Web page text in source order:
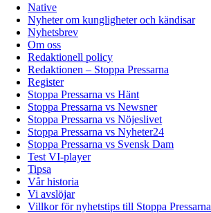
Native
Nyheter om kungligheter och kändisar
Nyhetsbrev
Om oss
Redaktionell policy
Redaktionen – Stoppa Pressarna
Register
Stoppa Pressarna vs Hänt
Stoppa Pressarna vs Newsner
Stoppa Pressarna vs Nöjeslivet
Stoppa Pressarna vs Nyheter24
Stoppa Pressarna vs Svensk Dam
Test VI-player
Tipsa
Vår historia
Vi avslöjar
Villkor för nyhetstips till Stoppa Pressarna